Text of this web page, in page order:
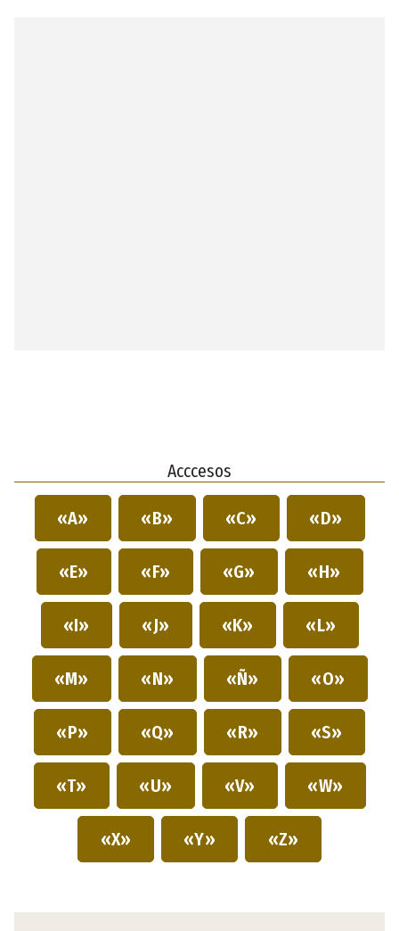
Acccesos
«A» «B» «C» «D»
«E» «F» «G» «H»
«I» «J» «K» «L»
«M» «N» «Ñ» «O»
«P» «Q» «R» «S»
«T» «U» «V» «W»
«X» «Y» «Z»